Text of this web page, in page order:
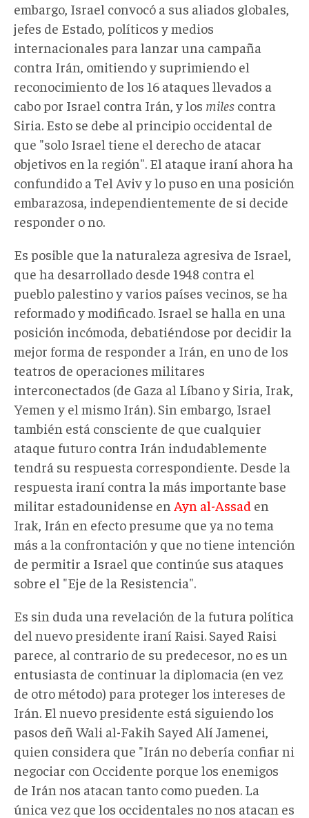
embargo, Israel convocó a sus aliados globales,
jefes de Estado, políticos y medios
internacionales para lanzar una campaña
contra Irán, omitiendo y suprimiendo el
reconocimiento de los 16 ataques llevados a
cabo por Israel contra Irán, y los miles contra
Siria. Esto se debe al principio occidental de
que "solo Israel tiene el derecho de atacar
objetivos en la región". El ataque iraní ahora ha
confundido a Tel Aviv y lo puso en una posición
embarazosa, independientemente de si decide
responder o no.
Es posible que la naturaleza agresiva de Israel,
que ha desarrollado desde 1948 contra el
pueblo palestino y varios países vecinos, se ha
reformado y modificado. Israel se halla en una
posición incómoda, debatiéndose por decidir la
mejor forma de responder a Irán, en uno de los
teatros de operaciones militares
interconectados (de Gaza al Líbano y Siria, Irak,
Yemen y el mismo Irán). Sin embargo, Israel
también está consciente de que cualquier
ataque futuro contra Irán indudablemente
tendrá su respuesta correspondiente. Desde la
respuesta iraní contra la más importante base
militar estadounidense en Ayn al-Assad en
Irak, Irán en efecto presume que ya no tema
más a la confrontación y que no tiene intención
de permitir a Israel que continúe sus ataques
sobre el "Eje de la Resistencia".
Es sin duda una revelación de la futura política
del nuevo presidente iraní Raisi. Sayed Raisi
parece, al contrario de su predecesor, no es un
entusiasta de continuar la diplomacia (en vez
de otro método) para proteger los intereses de
Irán. El nuevo presidente está siguiendo los
pasos deñ Wali al-Fakih Sayed Alí Jamenei,
quien considera que "Irán no debería confiar ni
negociar con Occidente porque los enemigos
de Irán nos atacan tanto como pueden. La
única vez que los occidentales no nos atacan es